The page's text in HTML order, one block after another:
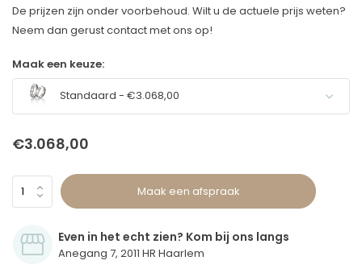
De prijzen zijn onder voorbehoud. Wilt u de actuele prijs weten?
Neem dan gerust contact met ons op!
Maak een keuze:
Standaard - €3.068,00
€3.068,00
Maak een afspraak
Even in het echt zien? Kom bij ons langs
Anegang 7, 2011 HR Haarlem